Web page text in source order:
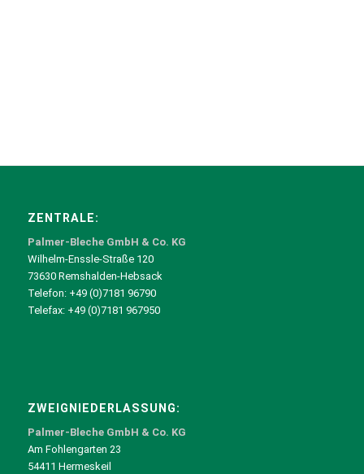
ZENTRALE:
Palmer-Bleche GmbH & Co. KG
Wilhelm-Enssle-Straße 120
73630 Remshalden-Hebsack
Telefon: +49 (0)7181 96790
Telefax: +49 (0)7181 967950
ZWEIGNIEDERLASSUNG:
Palmer-Bleche GmbH & Co. KG
Am Fohlengarten 23
54411 Hermeskeil